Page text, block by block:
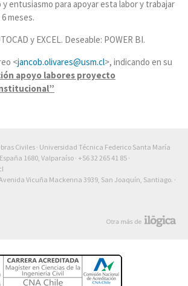
entusiasmo para apoyar esta labor y trabajar
meses.
y EXCEL. Deseable: POWER BI.
<jancob.olivares@usm.cl>, indicando en su
apoyo labores proyecto
Civiles · Universidad Técnica Federico Santa María
1680, Valparaíso · +56 32 265 41 85 ·
Vicuña Mackenna 3939, San Joaquín, Santiago. ·